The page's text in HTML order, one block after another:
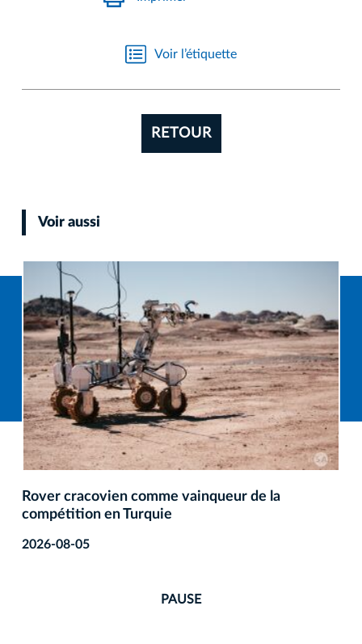
Voir l’étiquette
RETOUR
Voir aussi
Rover cracovien comme vainqueur de la
compétition en Turquie
2026-08-05
PAUSE